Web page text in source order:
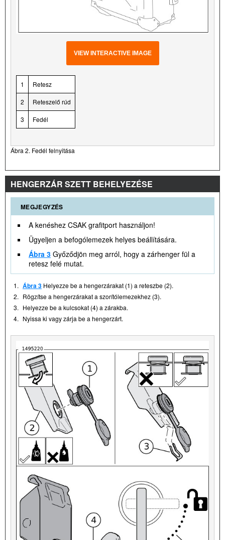
VIEW INTERACTIVE IMAGE
1 Retesz
2 Reteszelő rúd
3 Fedél
Ábra 2. Fedél felnyitása
HENGERZÁR SZETT BEHELYEZÉSE
MEGJEGYZÉS
A kenéshez CSAK grafitport használjon!
Ügyeljen a befogólemezek helyes beállítására.
Ábra 3 Győződjön meg arról, hogy a zárhenger fül a
retesz felé mutat.
1. Ábra 3 Helyezze be a hengerzárakat (1) a reteszbe (2).
2. Rögzítse a hengerzárakat a szorítólemezekhez (3).
3. Helyezze be a kulcsokat (4) a zárakba.
4. Nyissa ki vagy zárja be a hengerzárt.